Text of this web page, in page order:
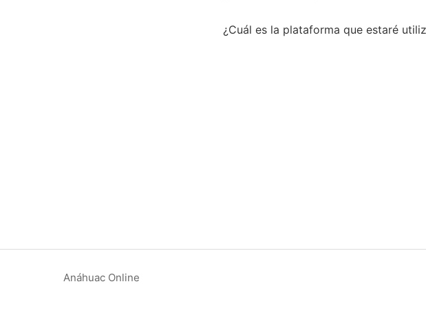
¿Cuál es la plataforma que estaré
Anáhuac Online